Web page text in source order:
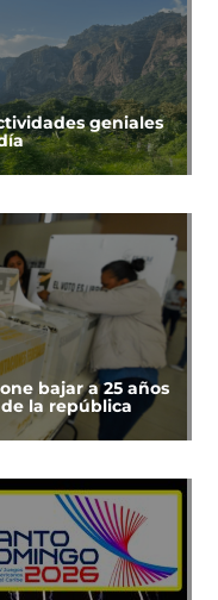
geniales
bajar a 25 años
la república